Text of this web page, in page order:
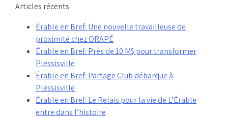
Articles récents
Érable en Bref: Une nouvelle travailleuse de
proximité chez ORAPÉ
Érable en Bref: Près de 10 M$ pour transformer
Plessisville
Érable en Bref: Partage Club débarque à
Plessisville
Érable en Bref: Le Relais pour la vie de L’Érable
entre dans l’histoire